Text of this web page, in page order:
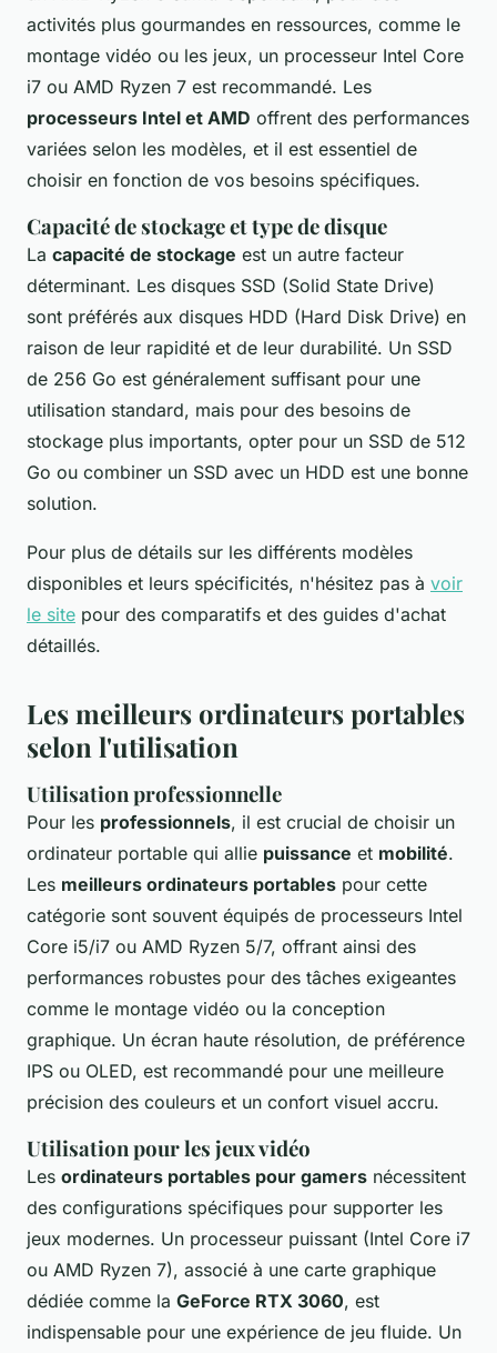
activités plus gourmandes en ressources, comme le
montage vidéo ou les jeux, un processeur Intel Core
i7 ou AMD Ryzen 7 est recommandé. Les
processeurs Intel et AMD offrent des performances
variées selon les modèles, et il est essentiel de
choisir en fonction de vos besoins spécifiques.
Capacité de stockage et type de disque
La capacité de stockage est un autre facteur
déterminant. Les disques SSD (Solid State Drive)
sont préférés aux disques HDD (Hard Disk Drive) en
raison de leur rapidité et de leur durabilité. Un SSD
de 256 Go est généralement suffisant pour une
utilisation standard, mais pour des besoins de
stockage plus importants, opter pour un SSD de 512
Go ou combiner un SSD avec un HDD est une bonne
solution.
Pour plus de détails sur les différents modèles
disponibles et leurs spécificités, n'hésitez pas à voir
le site pour des comparatifs et des guides d'achat
détaillés.
Les meilleurs ordinateurs portables
selon l'utilisation
Utilisation professionnelle
Pour les professionnels, il est crucial de choisir un
ordinateur portable qui allie puissance et mobilité.
Les meilleurs ordinateurs portables pour cette
catégorie sont souvent équipés de processeurs Intel
Core i5/i7 ou AMD Ryzen 5/7, offrant ainsi des
performances robustes pour des tâches exigeantes
comme le montage vidéo ou la conception
graphique. Un écran haute résolution, de préférence
IPS ou OLED, est recommandé pour une meilleure
précision des couleurs et un confort visuel accru.
Utilisation pour les jeux vidéo
Les ordinateurs portables pour gamers nécessitent
des configurations spécifiques pour supporter les
jeux modernes. Un processeur puissant (Intel Core i7
ou AMD Ryzen 7), associé à une carte graphique
dédiée comme la GeForce RTX 3060, est
indispensable pour une expérience de jeu fluide. Un